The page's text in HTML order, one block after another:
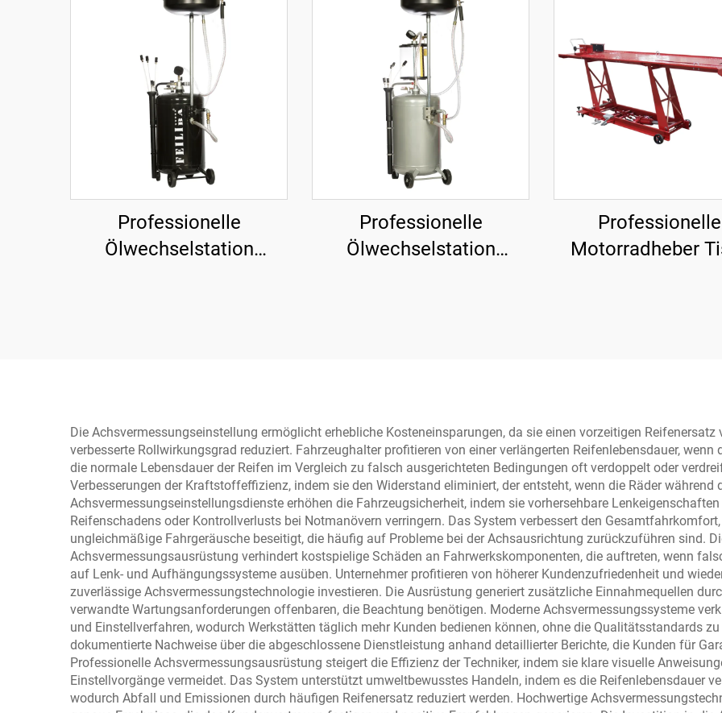
Professionelle
Ölwechselstation
Professionelle
Ölwechselstation
Motorradheber
Die Achsvermessungseinstellung ermöglicht erhebliche Kosteneinsparungen, da sie einen vorzeitigen
verbesserte Rollwirkungsgrad reduziert. Fahrzeughalter profitieren von einer verlängerten Reifenlebensdauer,
die normale Lebensdauer der Reifen im Vergleich zu falsch ausgerichteten Bedingungen oft verdoppelt oder
Verbesserungen der Kraftstoffeffizienz, indem sie den Widerstand eliminiert, der entsteht, wenn die Räder
Achsvermessungseinstellungsdienste erhöhen die Fahrzeugsicherheit, indem sie vorhersehbare
Reifenschadens oder Kontrollverlusts bei Notmanövern verringern. Das System verbessert den
ungleichmäßige Fahrgeräusche beseitigt, die häufig auf Probleme bei der Achsausrichtung zurückzuführen sind.
Achsvermessungsausrüstung verhindert kostspielige Schäden an Fahrwerkskomponenten, die auftreten, wenn
auf Lenk- und Aufhängungssysteme ausüben. Unternehmer profitieren von höherer Kundenzufriedenheit und
zuverlässige Achsvermessungstechnologie investieren. Die Ausrüstung generiert zusätzliche Einnahmequellen
verwandte Wartungsanforderungen offenbaren, die Beachtung benötigen. Moderne Achsvermessungssysteme
und Einstellverfahren, wodurch Werkstätten täglich mehr Kunden bedienen können, ohne die Qualitätsstandards
dokumentierte Nachweise über die abgeschlossene Dienstleistung anhand detaillierter Berichte, die Kunden für
Professionelle Achsvermessungsausrüstung steigert die Effizienz der Techniker, indem sie klare visuelle
Einstellvorgänge vermeidet. Das System unterstützt umweltbewusstes Handeln, indem es die Reifenlebensdauer
wodurch Abfall und Emissionen durch häufigen Reifenersatz reduziert werden. Hochwertige